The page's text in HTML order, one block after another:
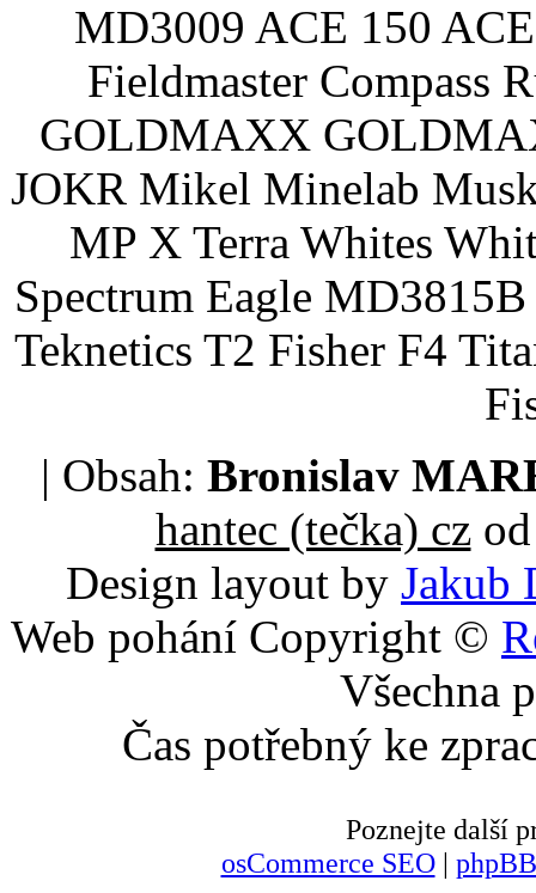
MD3009 ACE 150
Fieldmaster Compass
GOLDMAXX
JOKR Mikel Minelab
MP X Terra Whites
Spectrum Eagle
Teknetics T2 Fisher F4
| Obsah: Bronislav
hantec (tečka) czod
Design layout by Jakub
Web pohání Copyright ©
Všechna
Čas potřebný ke
Poznejte další
osCommerce SEO|